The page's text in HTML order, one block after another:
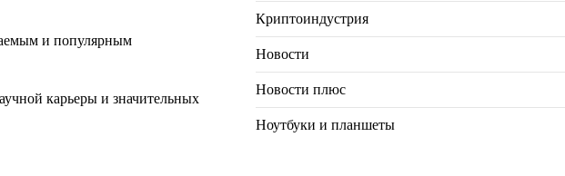
и популярным
карьеры и значительных
Криптоиндустрия
Новости
Новости плюс
Ноутбуки и планшеты